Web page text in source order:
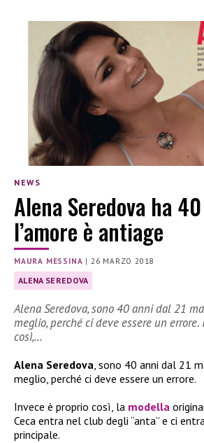
NEWS
Alena Seredova ha
l’amore è antiage
MAURA MESSINA | 26 MARZO 2018
ALENA SEREDOVA
Alena Seredova, sono 40 anni dal 21
meglio, perché ci deve essere un
così,…
Alena Seredova, sono 40 anni dal 21
meglio, perché ci deve essere un errore.
Invece è proprio così, la modella
Ceca entra nel club degli “anta” e ci
principale.